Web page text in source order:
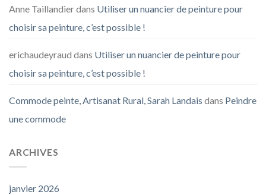
Anne Taillandierdans Utiliser un nuancier de peinture pour
choisir sa peinture, c’est possible !
erichaudeyraud dans Utiliser un nuancier de peinture pour
choisir sa peinture, c’est possible !
Commode peinte, Artisanat Rural, Sarah Landais dans Peindre
une commode
ARCHIVES
janvier 2026